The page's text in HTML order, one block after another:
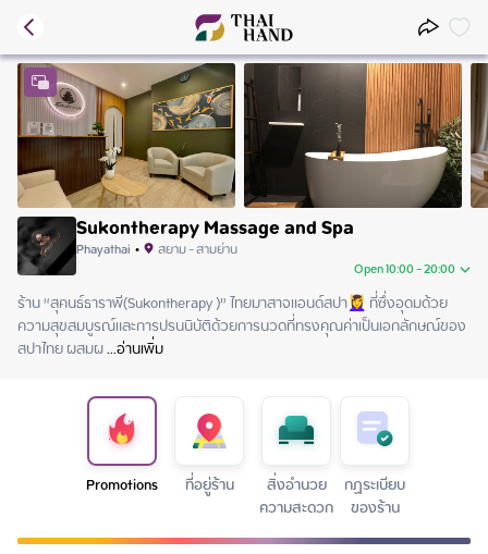
Sukontherapy Massage and Spa
Phayathai • สยาม - สามย่าน
Open 10:00 - 20:00
Saturday 10:00 - 20:00
Sunday 10:00 - 20:00
Monday
Wednesday 10:00 - 20:00
10:00 - 20:00
ร้าน “สุคนธ์ธาราพี(Sukontherapy )” ไทยมาสาจแอนด์สปา💆‍♀️ ที่ซึ่งอุดมด้วย
ความสุขสมบูรณ์และการปรนนิบัติด้วยการนวดที่ทรงคุณค่าเป็นเอกลักษณ์ของ
สปาไทย ผสมผ ...อ่านเพิ่ม
Promotions ที่อยู่ร้าน สิ่งอำนวย
ความสะดวก
กฏระเบียบ
ของร้าน